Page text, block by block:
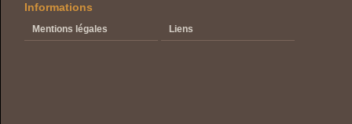
Informations
Mentions légales Liens